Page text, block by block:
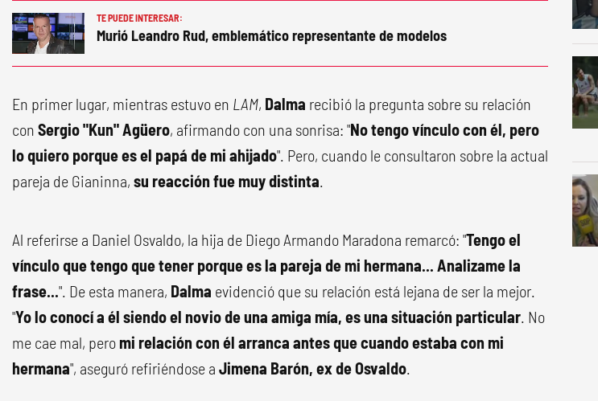
TE PUEDE INTERESAR:
Murió Leandro Rud, emblemático representante de modelos
En primer lugar, mientras estuvo en LAM, Dalma recibió la pregunta sobre su relación
con Sergio "Kun" Agüero, afirmando con una sonrisa: "No tengo vínculo con él, pero
lo quiero porque es el papá de mi ahijado". Pero, cuando le consultaron sobre la actual
pareja de Gianinna, su reacción fue muy distinta.
Al referirse a Daniel Osvaldo, la hija de Diego Armando Maradona remarcó: "Tengo el
vínculo que tengo que tener porque es la pareja de mi hermana... Analizame la
frase...". De esta manera, Dalma evidenció que su relación está lejana de ser la mejor.
"Yo lo conocí a él siendo el novio de una amiga mía, es una situación particular. No
me cae mal, pero mi relación con él arranca antes que cuando estaba con mi
hermana", aseguró refiriéndose a Jimena Barón, ex de Osvaldo.